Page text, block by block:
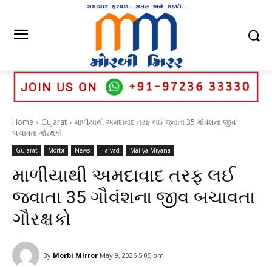
Home Gujarat
માળીયાથી અમદાવાદ તરફ લઈ જવાતા 35 ગૌવંશના જીવ
બચાવતા ગૌરક્ષકો
Gujarat Morbi News Halvad Maliya Miyana
માળીયાથી અમદાવાદ તરફ લઈ
જવાતા 35 ગૌવંશના જીવ બચાવતા
ગૌરક્ષકો
By Morbi Mirror May 9, 2026 5:05 pm